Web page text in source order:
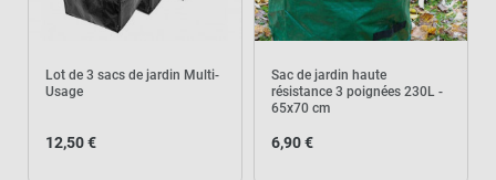
Lot de 3 sacs de jardin Multi-
Usage
12,50 €
Sac de jardin haute
résistance 3 poignées 230L -
65x70 cm
6,90 €